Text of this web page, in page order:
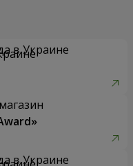
в Украине
в Украине